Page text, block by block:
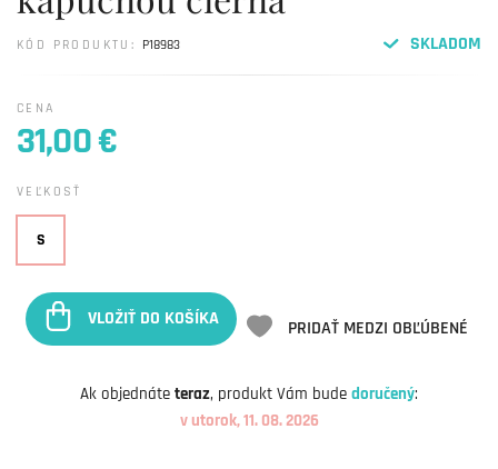
SKLADOM
KÓD PRODUKTU: P18983
CENA
31,00 €
VEĽKOSŤ
S
VLOŽIŤ DO KOŠÍKA PRIDAŤ MEDZI OBĽÚBENÉ
Ak objednáte teraz, produkt Vám bude doručený:
v utorok, 11. 08. 2026